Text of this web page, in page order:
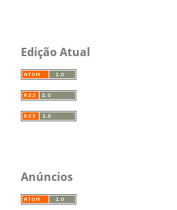
Edição Atual
Anúncios